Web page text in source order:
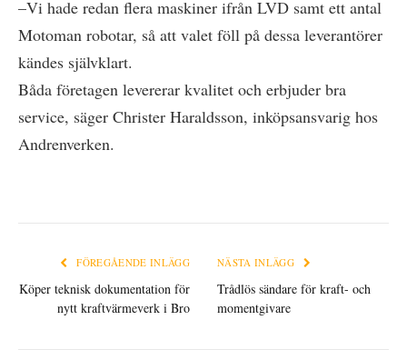
–Vi hade redan flera maskiner ifrån LVD samt ett antal
Motoman robotar, så att valet föll på dessa leverantörer
kändes självklart.
Båda företagen levererar kvalitet och erbjuder bra
service, säger Christer Haraldsson, inköpsansvarig hos
Andrenverken.
FÖREGÅENDE INLÄGG
Köper teknisk dokumentation för
nytt kraftvärmeverk i Bro
NÄSTA INLÄGG
Trådlös sändare för kraft- och
momentgivare